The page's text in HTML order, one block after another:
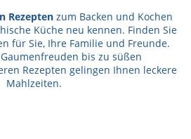
Schärdinger Foodblog
Schärdinger Kochbuch
Wissenswertes
Rezeptenzum Backen und Kochen
Küche neu kennen. Finden Sie
für Sie, Ihre Familie und Freunde.
bis zu süßen
Rezepten gelingen Ihnen leckere
Mahlzeiten.